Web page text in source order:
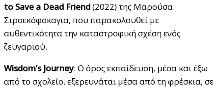
to Save a Dead Friend(2022) της Μαρούσα
Σιροεκόφσκαγια, που παρακολουθεί με
αυθεντικότητα την καταστροφική σχέση ενός
ζευγαριού.
Wisdom’s Journey: Ο όρος εκπαίδευση, μέσα και έξω
από το σχολείο, εξερευνάται μέσα από τη φρέσκια, σε